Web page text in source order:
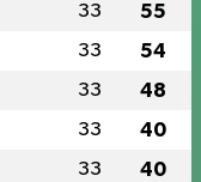
33 55
33 54
33 48
33 40
33 40